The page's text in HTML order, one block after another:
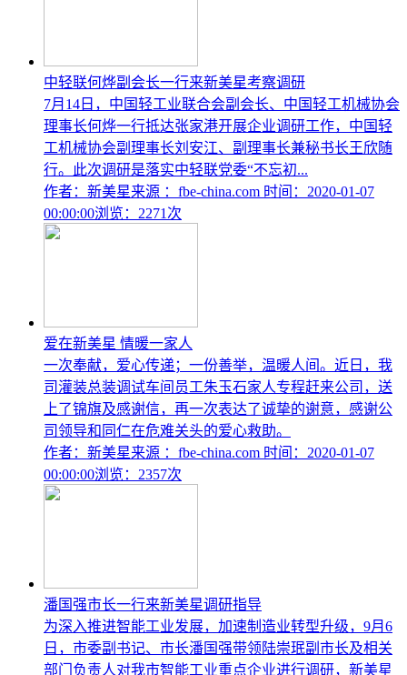
中轻联何烨副会长一行来新美星考察调研
7月14日，中国轻工业联合会副会长、中国轻工机械协会
理事长何烨一行抵达张家港开展企业调研工作，中国轻
工机械协会副理事长刘安江、副理事长兼秘书长王欣随
行。此次调研是落实中轻联党委“不忘初...
作者：新美星来源 ：fbe-china.com 时间：2020-01-07
00:00:00浏览：2271次
爱在新美星 情暖一家人
一次奉献，爱心传递；一份善举，温暖人间。近日，我
司灌装总装调试车间员工朱玉石家人专程赶来公司，送
上了锦旗及感谢信，再一次表达了诚挚的谢意，感谢公
司领导和同仁在危难关头的爱心救助。
作者：新美星来源 ：fbe-china.com 时间：2020-01-07
00:00:00浏览：2357次
潘国强市长一行来新美星调研指导
​为深入推进智能工业发展，加速制造业转型升级，9月6
日，市委副书记、市长潘国强带领陆崇珉副市长及相关
部门负责人对我市智能工业重点企业进行调研，新美星